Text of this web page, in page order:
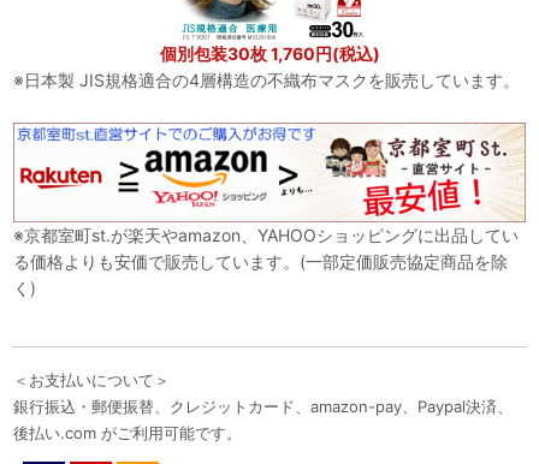
個別包装30枚 1,760円(税込)
※日本製 JIS規格適合の4層構造の不織布マスクを販売しています。
※京都室町st.が楽天やamazon、YAHOOショッピングに出品してい
る価格よりも安価で販売しています。(一部定価販売協定商品を除
く)
＜お支払いについて＞
銀行振込・郵便振替、クレジットカード、amazon-pay、Paypal決済、
後払い.com がご利用可能です。